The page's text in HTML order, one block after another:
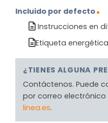
Incluido por defecto
Instrucciones en
Etiqueta energética
¿TIENES ALGUNA
Contáctenos. Puede
por correo electrónico
linea.es.